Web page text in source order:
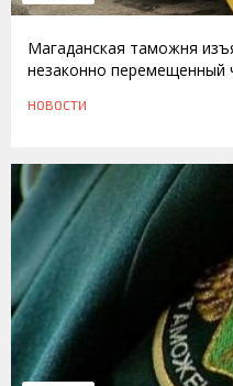
Магаданская таможня
незаконно перемещенный
НОВОСТИ